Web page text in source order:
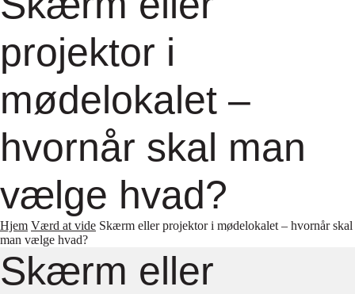
projektor i
mødelokalet –
hvornår skal man
vælge hvad?
Hjem Værd at vide Skærm eller projektor i mødelokalet – hvornår skal
man vælge hvad?
Skærm eller